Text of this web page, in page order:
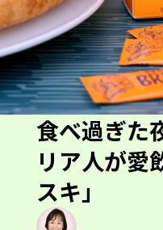
食べ過ぎた
リア人が愛
スキ」